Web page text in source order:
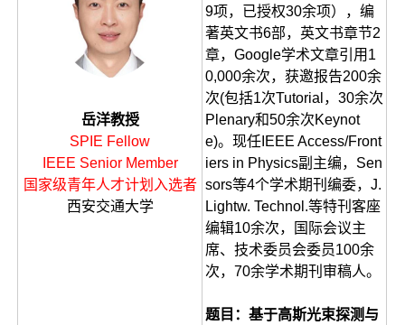
岳洋教授
SPIE Fellow
IEEE Senior Member
国家级青年人才计划入选者
西安交通大学
9项，已授权30余项），编
著英文书6部，英文书章节2
章，Google学术文章引用1
0,000余次，获邀报告200余
次(包括1次Tutorial，30余次
Plenary和50余次Keynot
e)。现任IEEE Access/Front
iers in Physics副主编，Sen
sors等4个学术期刊编委，J.
Lightw. Technol.等特刊客座
编辑10余次，国际会议主
席、技术委员会委员100余
次，70余学术期刊审稿人。
题目：基于高斯光束探测与